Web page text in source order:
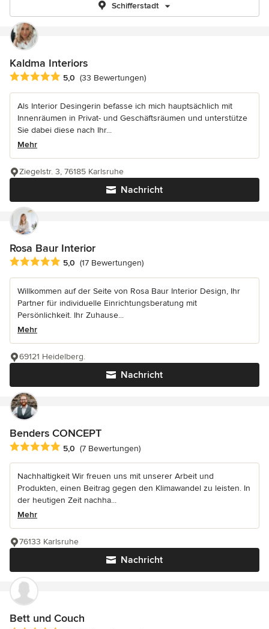
Schifferstadt
Kaldma Interiors
Durchschnittliche Bewertung: 5 von 5 Sternen
5,0 (33 Bewertungen)
Als Interior Desingerin befasse ich mich hauptsächlich mit
Innenräumen in Privat- und Geschäftsräumen und unterstütze
Sie dabei diese nach Ihr...
Mehr
Nachricht
Ziegelstr. 3, 76185 Karlsruhe
Rosa Baur Interior
Durchschnittliche Bewertung: 5 von 5 Sternen
5,0 (17 Bewertungen)
Willkommen auf der Seite von Rosa Baur Interior Design, Ihr
Partner für individuelle Einrichtungsberatung mit
Persönlichkeit. Ihr Zuhause...
Mehr
Nachricht
69121 Heidelberg.
Benders CONCEPT
Durchschnittliche Bewertung: 5 von 5 Sternen
5,0 (7 Bewertungen)
Nachhaltigkeit Wir freuen uns mit unserer Arbeit und
Produkten, einen Beitrag gegen den Klimawandel zu leisten. In
der heutigen Zeit nachha...
Mehr
Nachricht
76133 Karlsruhe
Bett und Couch